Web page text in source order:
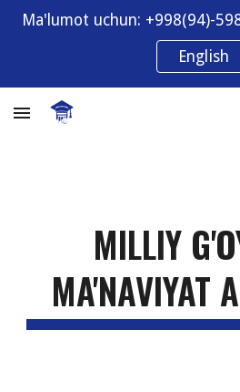
Ma'lumot uchun: +998(94)-
English
MILLIY G
MA'NAVIYAT A